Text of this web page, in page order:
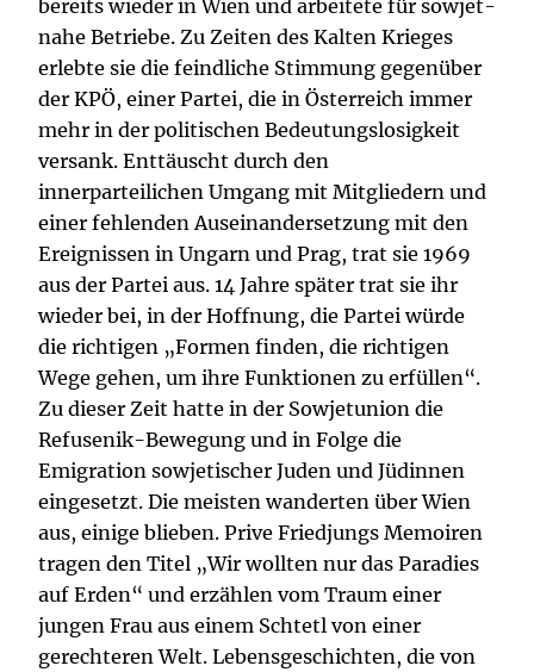
bereits wieder in Wien und arbeitete für sowjet-
nahe Betriebe. Zu Zeiten des Kalten Krieges
erlebte sie die feindliche Stimmung gegenüber
der KPÖ, einer Partei, die in Österreich immer
mehr in der politischen Bedeutungslosigkeit
versank. Enttäuscht durch den
innerparteilichen Umgang mit Mitgliedern und
einer fehlenden Auseinandersetzung mit den
Ereignissen in Ungarn und Prag, trat sie 1969
aus der Partei aus. 14 Jahre später trat sie ihr
wieder bei, in der Hoffnung, die Partei würde
die richtigen „Formen finden, die richtigen
Wege gehen, um ihre Funktionen zu erfüllen“.
Zu dieser Zeit hatte in der Sowjetunion die
Refusenik-Bewegung und in Folge die
Emigration sowjetischer Juden und Jüdinnen
eingesetzt. Die meisten wanderten über Wien
aus, einige blieben. Prive Friedjungs Memoiren
tragen den Titel „Wir wollten nur das Paradies
auf Erden“ und erzählen vom Traum einer
jungen Frau aus einem Schtetl von einer
gerechteren Welt. Lebensgeschichten, die von